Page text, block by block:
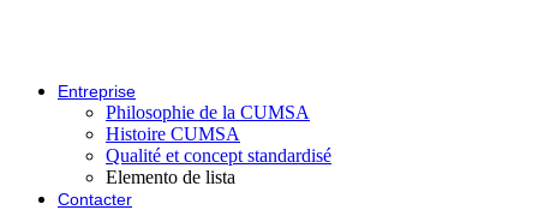
Entreprise
Philosophie de la CUMSA
Histoire CUMSA
Qualité et concept standardisé
Elemento de lista
Contacter